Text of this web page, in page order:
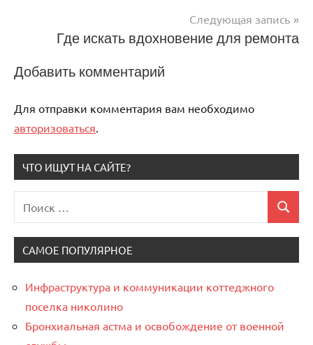
Следующая запись
Где искать вдохновение для ремонта
Добавить комментарий
Для отправки комментария вам необходимо
авторизоваться
ЧТО ИЩУТ НА САЙТЕ?
для:
Поиск
САМОЕ ПОПУЛЯРНОЕ
Инфраструктура и коммуникации коттеджного
поселка николино
Бронхиальная астма и освобождение от военной